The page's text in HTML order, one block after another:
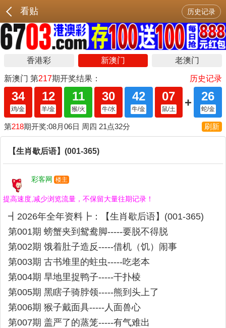
看贴 历史记录
【生肖歇后语】(001-365)
彩客网 楼主
提高速度,减少浏览流量，不保留大量往期记录！
┫2026年全年资料┣：【生肖歇后语】(001-365)
第001期 螃蟹夹到鸳鸯脚-----要脱不得脱
第002期 饿着肚子造反-----借机（饥）闹事
第003期 古书堆里的蛀虫-----吃老本
第004期 旱地里捉鸭子-----干扑棱
第005期 黑瞎子骑脖领-----熊到头上了
第006期 猴子戴面具-----人面兽心
第007期 盖严了的蒸笼-----有气难出